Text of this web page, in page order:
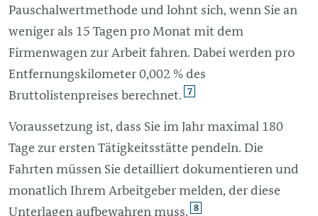
Pauschalwertmethode und lohnt sich, wenn Sie an
weniger als 15 Tagen pro Monat mit dem
Firmenwagen zur Arbeit fahren. Dabei werden pro
Entfernungskilometer 0,002 % des
Bruttolistenpreises berechnet. 7
Voraussetzung ist, dass Sie im Jahr maximal 180
Tage zur ersten Tätigkeitsstätte pendeln. Die
Fahrten müssen Sie detailliert dokumentieren und
monatlich Ihrem Arbeitgeber melden, der diese
Unterlagen aufbewahren muss. 8